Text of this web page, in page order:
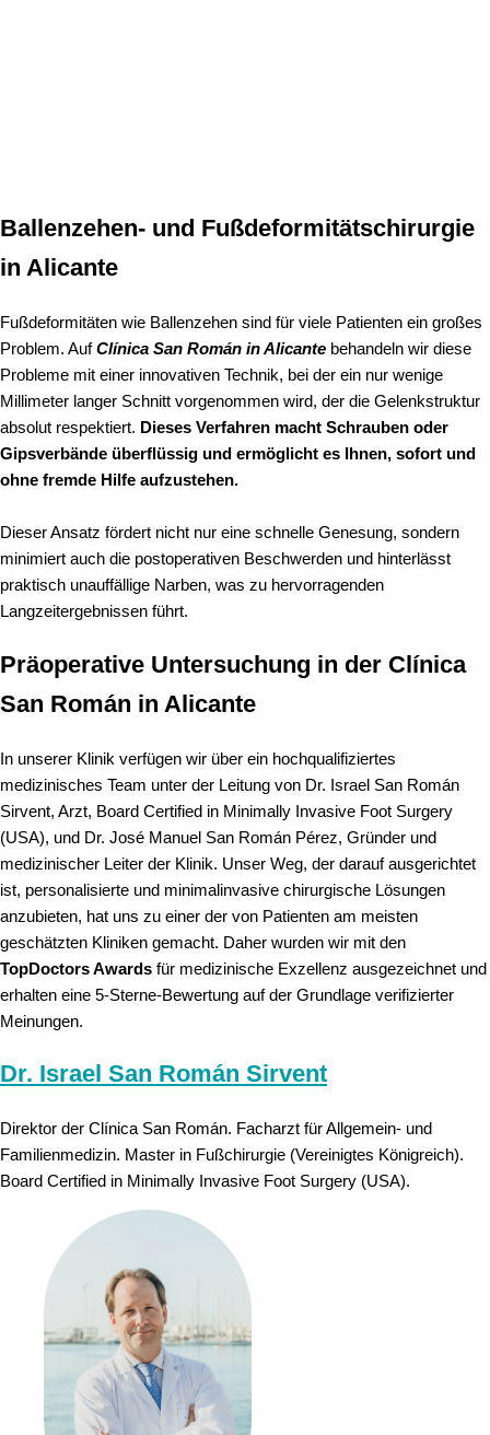
Ballenzehen- und Fußdeformitätschirurgie
in Alicante
Fußdeformitäten wie Ballenzehen sind für viele Patienten ein großes
Problem. AufClínica San Román in Alicante behandeln wir diese
Probleme mit einer innovativen Technik, bei der ein nur wenige
Millimeter langer Schnitt vorgenommen wird, der die Gelenkstruktur
absolut respektiert. Dieses Verfahren macht Schrauben oder
Gipsverbände überflüssig und ermöglicht es Ihnen, sofort und
ohne fremde Hilfe aufzustehen.
Dieser Ansatz fördert nicht nur eine schnelle Genesung, sondern
minimiert auch die postoperativen Beschwerden und hinterlässt
praktisch unauffällige Narben, was zu hervorragenden
Langzeitergebnissen führt.
Präoperative Untersuchung in der Clínica
San Román in Alicante
In unserer Klinik verfügen wir über ein hochqualifiziertes
medizinisches Team unter der Leitung von Dr. Israel San Román
Sirvent, Arzt, Board Certified in Minimally Invasive Foot Surgery
(USA), und Dr. José Manuel San Román Pérez, Gründer und
medizinischer Leiter der Klinik. Unser Weg, der darauf ausgerichtet
ist, personalisierte und minimalinvasive chirurgische Lösungen
anzubieten, hat uns zu einer der von Patienten am meisten
geschätzten Kliniken gemacht. Daher wurden wir mit den
TopDoctors Awards für medizinische Exzellenz ausgezeichnet und
erhalten eine 5-Sterne-Bewertung auf der Grundlage verifizierter
Meinungen.
Dr. Israel San Román Sirvent
Direktor der Clínica San Román. Facharzt für Allgemein- und
Familienmedizin. Master in Fußchirurgie (Vereinigtes Königreich).
Board Certified in Minimally Invasive Foot Surgery (USA).